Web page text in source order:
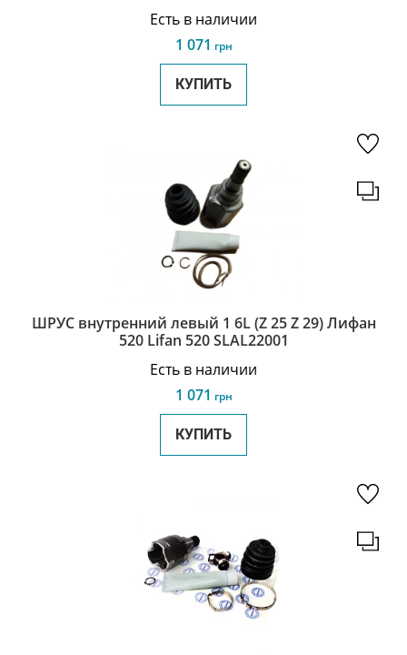
Есть в наличии
1 071 грн
КУПИТЬ
ШРУС внутренний левый 1 6L (Z 25 Z 29) Лифан
520 Lifan 520 SLAL22001
Есть в наличии
1 071 грн
КУПИТЬ